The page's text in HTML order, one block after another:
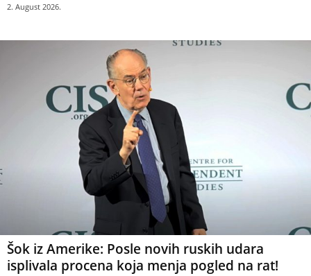
2. August 2026.
Šok iz Amerike: Posle novih ruskih udara
isplivala procena koja menja pogled na rat!